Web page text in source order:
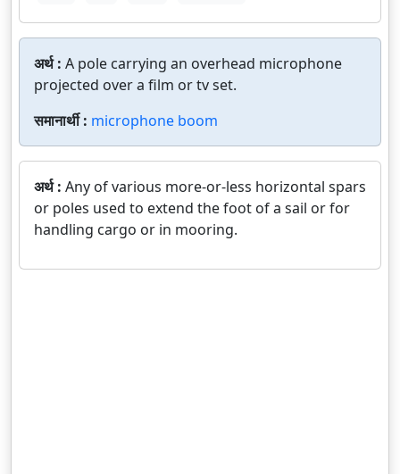
अर्थ : A pole carrying an overhead microphone
projected over a film or tv set.
समानार्थी : microphone boom
अर्थ : Any of various more-or-less horizontal spars
or poles used to extend the foot of a sail or for
handling cargo or in mooring.